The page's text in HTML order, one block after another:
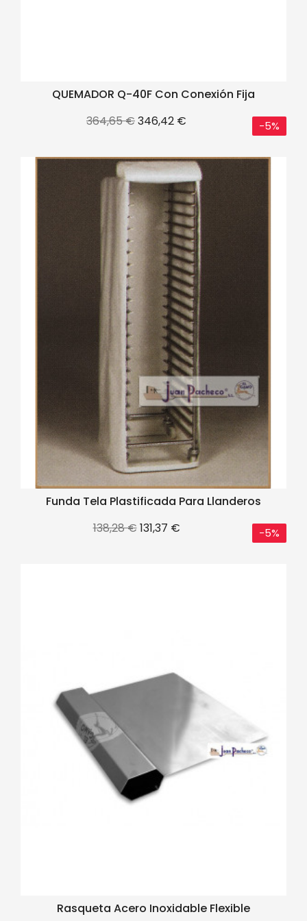
QUEMADOR Q-40F Con Conexión Fija
Precio
364,65 €Precio
346,42 € -5%
Funda Tela Plastificada Para Llanderos
Precio
138,28 €Precio
131,37 € -5%
Rasqueta Acero Inoxidable Flexible